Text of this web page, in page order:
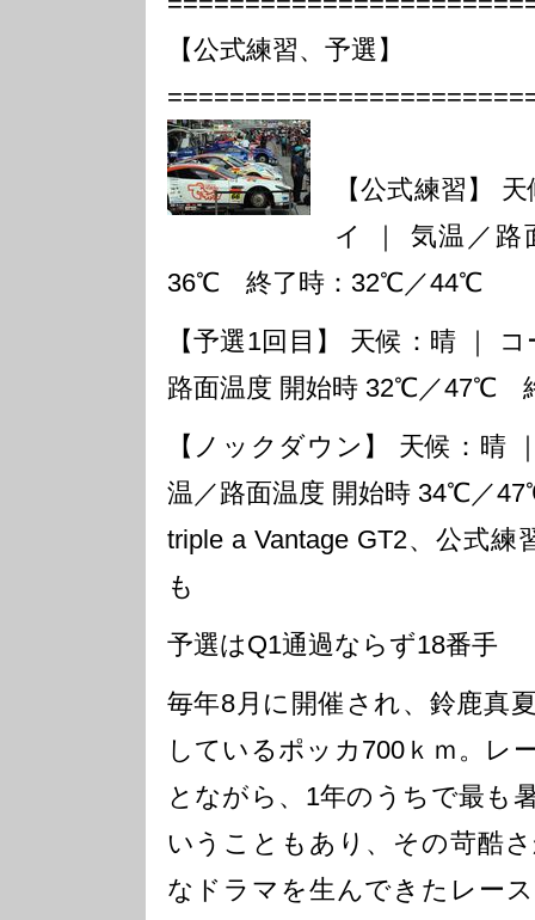
【公式練習、予選】
【公式練習】
イ ｜ 気温／
36℃ 終了時：32℃／44℃
【予選1回目】 天候：晴 ｜
路面温度 開始時 32℃／47℃
【ノックダウン】 天候：晴
温／路面温度 開始時 34℃／
triple a Vantage GT2、公式
も
予選はQ1通過ならず18番手
毎年8月に開催され、鈴鹿真
しているポッカ700ｋｍ。レ
とながら、1年のうちで最も
いうこともあり、その苛酷
なドラマを生んできたレー